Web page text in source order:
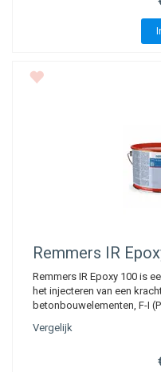
Remmers IR
Remmers IR Epoxy 100 is
het injecteren van een
betonbouwelementen, F-I
Vergelijk